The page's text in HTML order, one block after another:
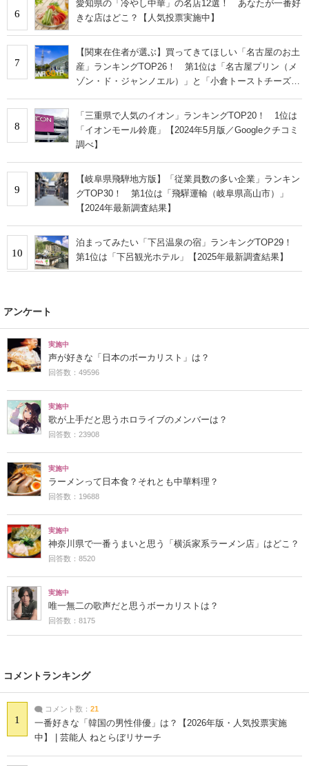
6
愛知県の「冷やし中華」の名店12選！ あなたが一番好
きな店はどこ？【人気投票実施中】
7
【関東在住者が選ぶ】買ってきてほしい「名古屋のお土
産」ランキングTOP26！ 第1位は「名古屋プリン（メ
ゾン・ド・ジャンノエル）」と「小倉トーストチーズケ
8
「三重県で人気のイオン」ランキングTOP20！ 1位は
「イオンモール鈴鹿」【2024年5月版／Googleクチコミ
調べ】
9
【岐阜県飛騨地方版】「従業員数の多い企業」ランキン
グTOP30！ 第1位は「飛驒運輸（岐阜県高山市）」
【2024年最新調査結果】
10
泊まってみたい「下呂温泉の宿」ランキングTOP29！
第1位は「下呂観光ホテル」【2025年最新調査結果】
アンケート
実施中
声が好きな「日本のボーカリスト」は？
回答数：49596
実施中
歌が上手だと思うホロライブのメンバーは？
回答数：23908
実施中
ラーメンって日本食？それとも中華料理？
回答数：19688
実施中
神奈川県で一番うまいと思う「横浜家系ラーメン店」はどこ？
回答数：8520
実施中
唯一無二の歌声だと思うボーカリストは？
回答数：8175
コメントランキング
1
コメント数： 21
一番好きな「韓国の男性俳優」は？【2026年版・人気投票実施
中】 | 芸能人 ねとらぼリサーチ